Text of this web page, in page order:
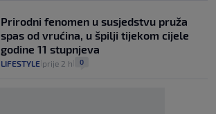
Prirodni fenomen u susjedstvu pruža
spas od vrućina, u špilji tijekom cijele
godine 11 stupnjeva
LIFESTYLE prije 2 h 0